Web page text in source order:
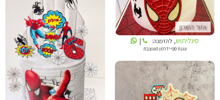
אזור השרון
סיגליתוש, להזמנה: |
עוגת ספיידרמן מעוצבת
GALITCAKE